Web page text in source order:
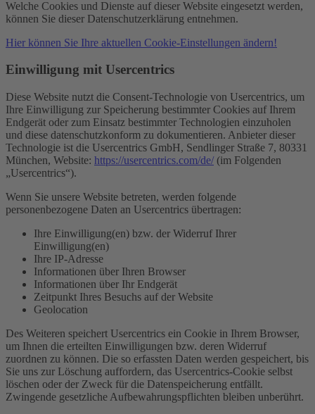
Welche Cookies und Dienste auf dieser Website eingesetzt werden,
können Sie dieser Datenschutzerklärung entnehmen.
Hier können Sie Ihre aktuellen Cookie-Einstellungen ändern!
Einwilligung mit Usercentrics
Diese Website nutzt die Consent-Technologie von Usercentrics, um
Ihre Einwilligung zur Speicherung bestimmter Cookies auf Ihrem
Endgerät oder zum Einsatz bestimmter Technologien einzuholen
und diese datenschutzkonform zu dokumentieren. Anbieter dieser
Technologie ist die Usercentrics GmbH, Sendlinger Straße 7, 80331
München, Website: https://usercentrics.com/de/ (im Folgenden
„Usercentrics“).
Wenn Sie unsere Website betreten, werden folgende
personenbezogene Daten an Usercentrics übertragen:
Ihre Einwilligung(en) bzw. der Widerruf Ihrer
Einwilligung(en)
Ihre IP-Adresse
Informationen über Ihren Browser
Informationen über Ihr Endgerät
Zeitpunkt Ihres Besuchs auf der Website
Geolocation
Des Weiteren speichert Usercentrics ein Cookie in Ihrem Browser,
um Ihnen die erteilten Einwilligungen bzw. deren Widerruf
zuordnen zu können. Die so erfassten Daten werden gespeichert, bis
Sie uns zur Löschung auffordern, das Usercentrics-Cookie selbst
löschen oder der Zweck für die Datenspeicherung entfällt.
Zwingende gesetzliche Aufbewahrungspflichten bleiben unberührt.